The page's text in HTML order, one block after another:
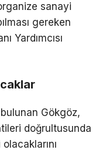
sanayi
gereken
Yardımcısı
Gökgöz,
doğrultusunda